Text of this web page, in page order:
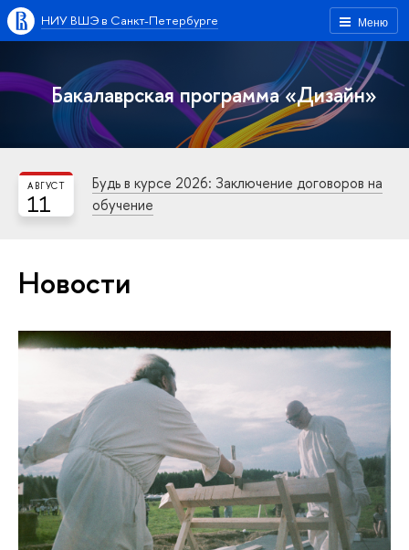
Меню
НИУ ВШЭ в Санкт-Петербурге
Бакалаврская программа «Дизайн»
11
АВГУСТ
Будь в курсе 2026: Заключение договоров на
обучение
Новости